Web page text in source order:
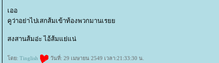
เออ
คูว่าอย่าไปเสกส้มเข้าท้องพวกมานเร
สงสานส้มอ่ะ ไอ้ส้มแย่แน่
ดย: Tinglish วันที่: 29 เมษายน 2549 เวลา:21:33:30 น.